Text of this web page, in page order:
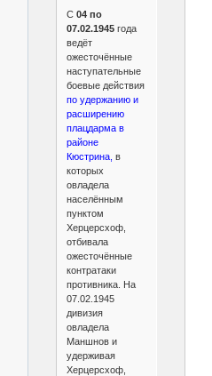
С 04 по
07.02.1945года
ведёт
ожесточённые
наступательные
боевые действия
по удержанию и
расширению
плацдарма в
районе
Кюстрина, в
которых
овладела
населённым
пунктом
Херцерсхоф,
отбивала
ожесточённые
контратаки
противника. На
07.02.1945
дивизия
овладела
Маншнов и
удерживая
Херцерсхоф,